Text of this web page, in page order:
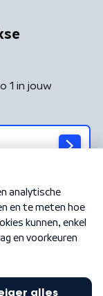
1 in jouw